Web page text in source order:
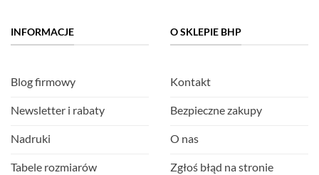
INFORMACJE
Blog firmowy
Newsletter i rabaty
Nadruki
Tabele rozmiarów
O SKLEPIE BHP
Kontakt
Bezpieczne zakupy
O nas
Zgłoś błąd na stronie